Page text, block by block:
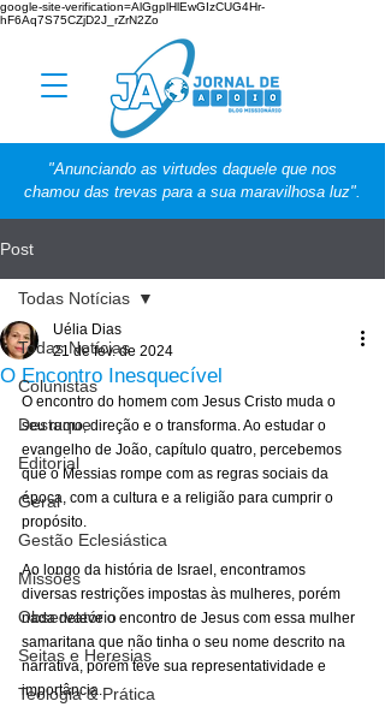
google-site-verification=AlGgplHlEwGIzCUG4Hr-
hF6Aq7S75CZjD2J_rZrN2Zo
"Anunciando as virtudes daquele que nos
chamou das trevas para a sua maravilhosa luz".
Post
Todas Notícias
Colunistas
Destaque
Editorial
Geral
Gestão Eclesiástica
Missões
Observatório
Seitas e Heresias
Teologia & Prática
Todas Notícias
O Encontro Inesquecível
Uélia Dias
21 de fev. de 2024
O encontro do homem com Jesus Cristo muda o
seu rumo, direção e o transforma. Ao estudar o
evangelho de João, capítulo quatro, percebemos
que o Messias rompe com as regras sociais da
época, com a cultura e a religião para cumprir o
propósito.
Ao longo da história de Israel, encontramos
diversas restrições impostas às mulheres, porém
nada deteve o encontro de Jesus com essa mulher
samaritana que não tinha o seu nome descrito na
narrativa, porém teve sua representatividade e
importância.